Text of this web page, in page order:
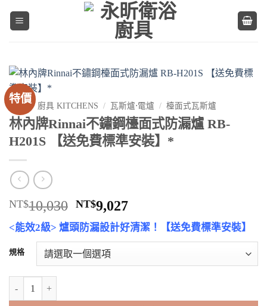
特價
首頁 / 廚具 KITCHENS / 瓦斯爐⋅電爐 / 檯面式瓦斯爐
林內牌Rinnai不鏽鋼檯面式防漏爐 RB-
H201S 【送免費標準安裝】*
NT$10,030 原
始
價
格：
NT$10,030。
NT$9,027目
前
價
NT$9,027。
<能效2級> 爐頭防漏設計好清潔！【送免費標準安裝】
規格